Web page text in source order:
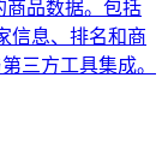
商品数据。包括
信息、排名和商
三方工具集成。